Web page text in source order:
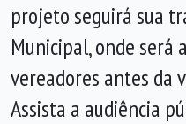
projeto seguirá sua
Municipal, onde será
vereadores antes da
Assista a audiência